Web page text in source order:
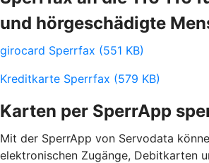
und hörgeschädigte
girocard Sperrfax (551 KB)
Kreditkarte Sperrfax (579 KB)
Karten per SperrApp
Mit der SperrApp von Servodata
elektronischen Zugänge, Debitkarten